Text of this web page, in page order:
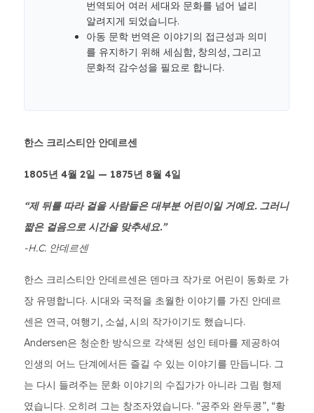
번역되어 여러 세대와 문화를 넘어 널리
알려지게 되었습니다.
아동 문학 번역은 이야기의 접근성과 의미
를 유지하기 위해 세심함, 창의성, 그리고
문화적 감수성을 필요로 합니다.
한스 크리스티안 안데르센
1805년 4월 2일 — 1875년 8월 4일
“제 뒤를 따라 걸을 사람들은 대부분 어린이일 거예요. 그러니
짧은 걸음으로 시간을 맞추세요.”
-H.C. 안데르센
한스 크리스티안 안데르센은 덴마크 작가로 어린이 동화로 가
장 유명합니다. 시대와 국적을 초월한 이야기를 가진 안데르
센은 연극, 여행기, 소설, 시의 작가이기도 했습니다.
Andersen은 청순한 방식으로 각색된 성인 테마를 제공하여
인생의 어느 단계에서든 즐길 수 있는 이야기를 만듭니다. 그
는 다시 들려주는 문화 이야기의 수집가가 아니라 그림 형제
였습니다. 오히려 그는 창조자였습니다. “공주와 완두콩”, “황